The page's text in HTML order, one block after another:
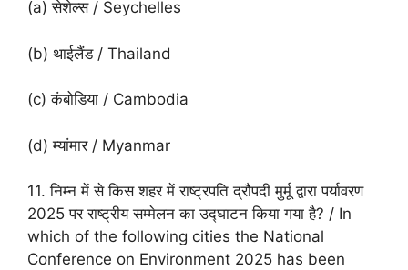
(a) सेशेल्स / Seychelles
(b) थाईलैंड / Thailand
(c) कंबोडिया / Cambodia
(d) म्यांमार / Myanmar
11. निम्न में से किस शहर में राष्ट्रपति द्रौपदी मुर्मू द्वारा पर्यावरण
2025 पर राष्ट्रीय सम्मेलन का उद्घाटन किया गया है? / In
which of the following cities the National
Conference on Environment 2025 has been